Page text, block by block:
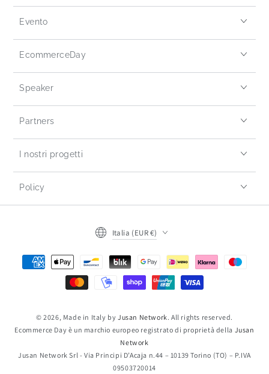
Evento
EcommerceDay
Speaker
Partners
I nostri progetti
Policy
© 2026, Made in Italy by Jusan Network. All rights reserved.
Ecommerce Day è un marchio europeo registrato di proprietà della Jusan
Network
Jusan Network Srl - Via Principi D’Acaja n.44 – 10139 Torino (TO) – P.IVA
09503720014
Italia (EUR €)